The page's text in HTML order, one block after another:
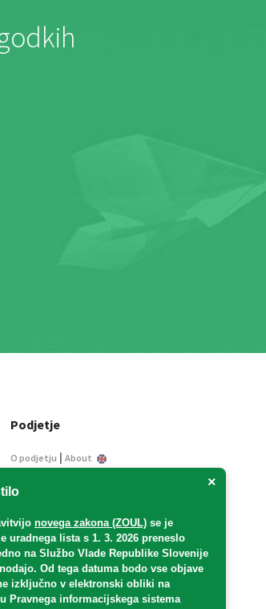
×
novega zakona (ZOUL) se je
uradnega lista s 1. 3. 2026 preneslo
na Službo Vlade Republike Slovenije
. Od tega datuma bodo vse objave
izključno v elektronski obliki na
Pravnega informacijskega sistema
Podjetje
O podjetju | About
Informacije javnega
Oglaševanje
Splošni pogoji
Izjava o varstvu osebnih
podatkov
E-dražbe